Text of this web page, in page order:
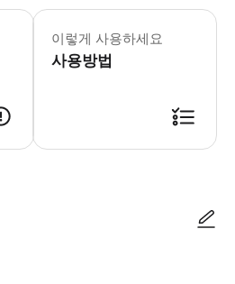
* 소요시간 : 120분 (옵션에 따라 소요
이렇게 사용하세요
사용방법